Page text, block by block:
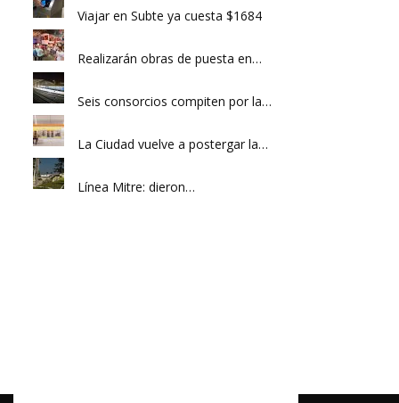
Viajar en Subte ya cuesta $1684
Realizarán obras de puesta en…
Seis consorcios compiten por la…
La Ciudad vuelve a postergar la…
Línea Mitre: dieron…